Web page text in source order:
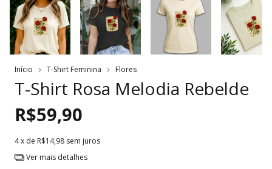
Início T-Shirt Feminina Flores
T-Shirt Rosa Melodia Rebelde
R$59,90
4x de R$14,98 sem juros
Ver mais detalhes